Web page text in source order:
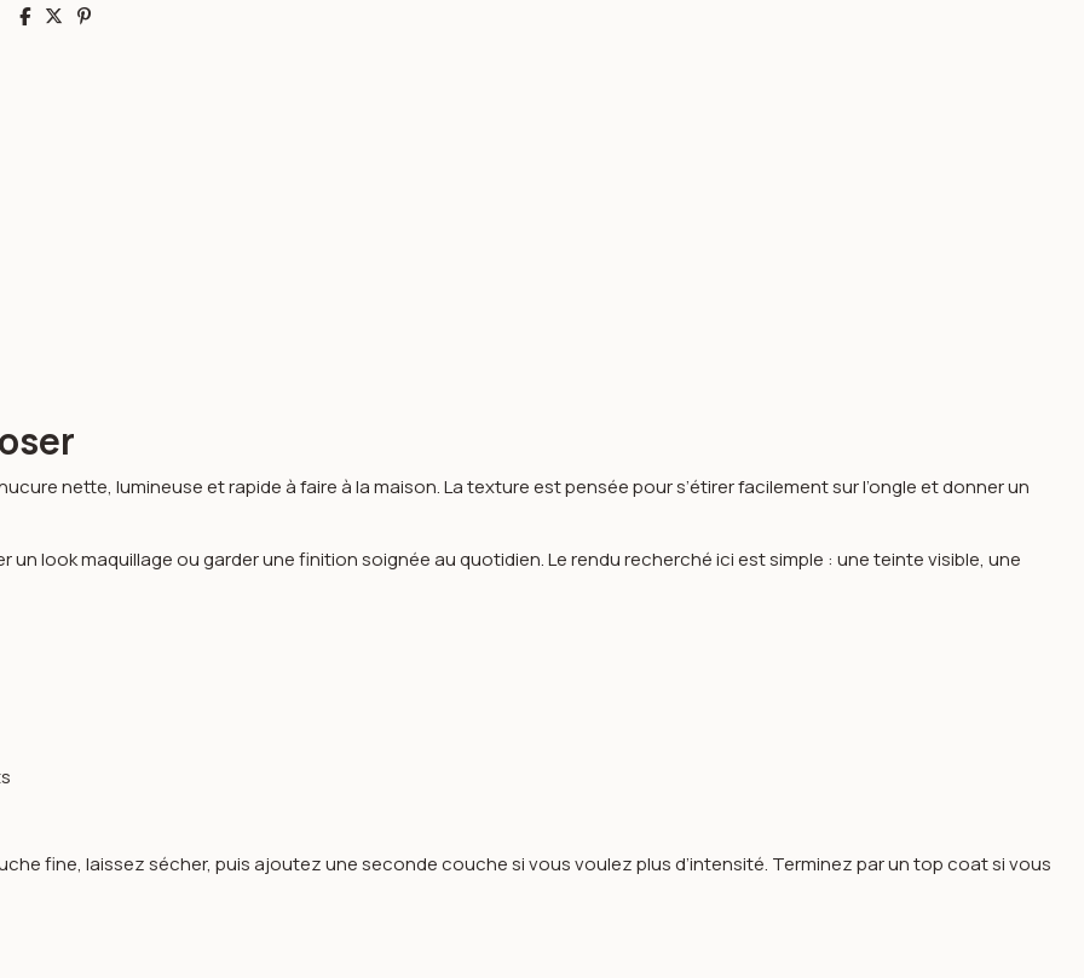
Partager
TweetPinterest
nette, lumineuse et rapide à faire à la maison. La texture est pensée pour s’étirer facilement sur l’ongle et donner un
look maquillage ou garder une finition soignée au quotidien. Le rendu recherché ici est simple : une teinte visible, une
fine, laissez sécher, puis ajoutez une seconde couche si vous voulez plus d’intensité. Terminez par un top coat si vous